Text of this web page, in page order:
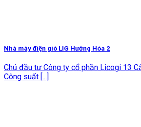
Nhà máy điện gió LIG Hướng Hóa 2
Chủ đầu tư Công ty cổ phần Licogi 13
Công suất [...]